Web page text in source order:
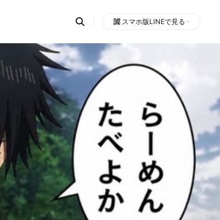
Search
OpenChats
messages
search
area
スマホ版LINEで見る